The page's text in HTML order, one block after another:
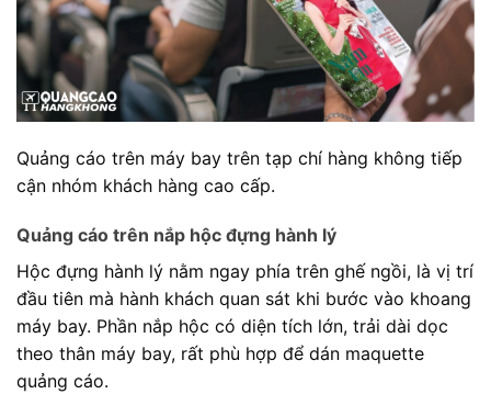
Quảng cáo trên máy bay trên tạp chí hàng không tiếp
cận nhóm khách hàng cao cấp.
Quảng cáo trên nắp hộc đựng hành lý
Hộc đựng hành lý nằm ngay phía trên ghế ngồi, là vị trí
đầu tiên mà hành khách quan sát khi bước vào khoang
máy bay. Phần nắp hộc có diện tích lớn, trải dài dọc
theo thân máy bay, rất phù hợp để dán maquette
quảng cáo.